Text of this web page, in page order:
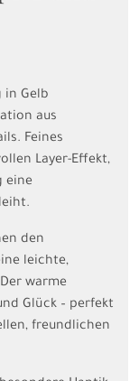
in Gelb
aus
Feines
Layer-Effekt,
eine
den
leichte,
warme
Glück – perfekt
freundlichen